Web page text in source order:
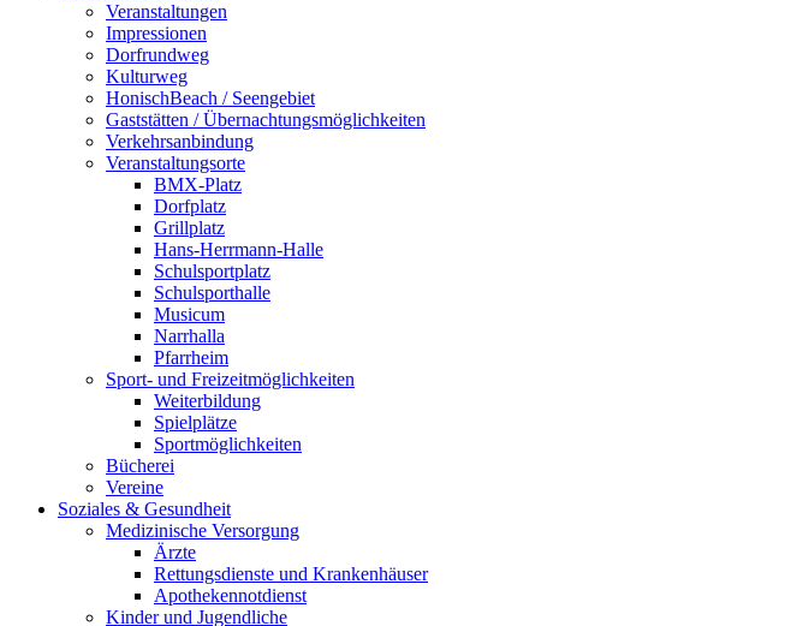
Veranstaltungen
Impressionen
Dorfrundweg
Kulturweg
HonischBeach / Seengebiet
Gaststätten / Übernachtungsmöglichkeiten
Verkehrsanbindung
Veranstaltungsorte
BMX-Platz
Dorfplatz
Grillplatz
Hans-Herrmann-Halle
Schulsportplatz
Schulsporthalle
Musicum
Narrhalla
Pfarrheim
Sport- und Freizeitmöglichkeiten
Weiterbildung
Spielplätze
Sportmöglichkeiten
Bücherei
Vereine
Soziales & Gesundheit
Medizinische Versorgung
Ärzte
Rettungsdienste und Krankenhäuser
Apothekennotdienst
Kinder und Jugendliche